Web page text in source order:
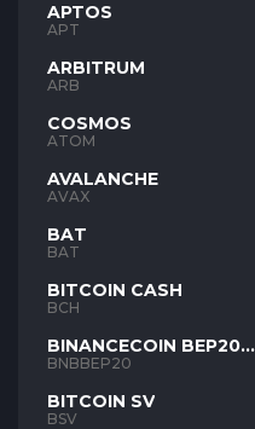
APTOS
APT
ARBITRUM
ARB
COSMOS
ATOM
AVALANCHE
AVAX
BAT
BAT
BITCOIN CASH
BCH
BINANCECOIN BEP20
BNB
BNBBEP20
BITCOIN SV
BSV